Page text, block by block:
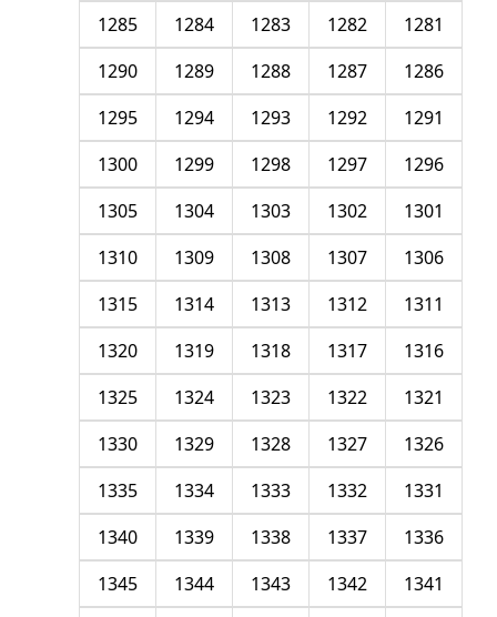
1281
1282
1283
1284
1285
1286
1287
1288
1289
1290
1291
1292
1293
1294
1295
1296
1297
1298
1299
1300
1301
1302
1303
1304
1305
1306
1307
1308
1309
1310
1311
1312
1313
1314
1315
1316
1317
1318
1319
1320
1321
1322
1323
1324
1325
1326
1327
1328
1329
1330
1331
1332
1333
1334
1335
1336
1337
1338
1339
1340
1341
1342
1343
1344
1345